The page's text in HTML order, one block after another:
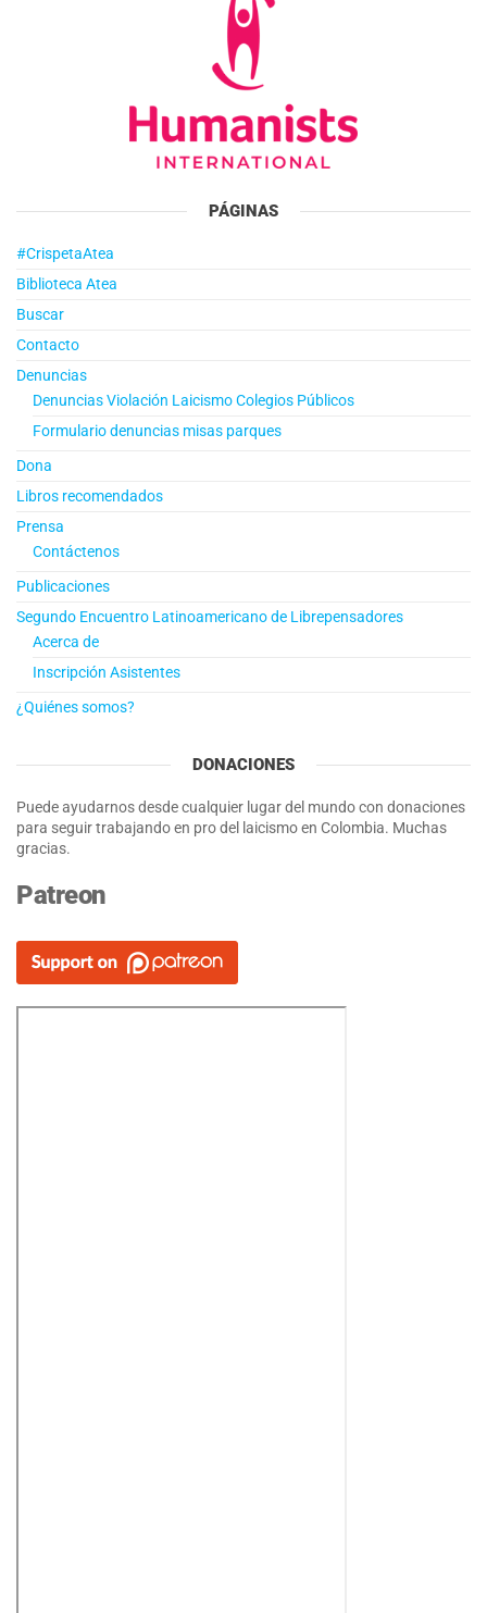
PÁGINAS
#CrispetaAtea
Biblioteca Atea
Buscar
Contacto
Denuncias
Denuncias Violación Laicismo Colegios Públicos
Formulario denuncias misas parques
Dona
Libros recomendados
Prensa
Contáctenos
Publicaciones
Segundo Encuentro Latinoamericano de Librepensadores
Acerca de
Inscripción Asistentes
¿Quiénes somos?
DONACIONES
Puede ayudarnos desde cualquier lugar del mundo con donaciones
para seguir trabajando en pro del laicismo en Colombia. Muchas
gracias.
Patreon